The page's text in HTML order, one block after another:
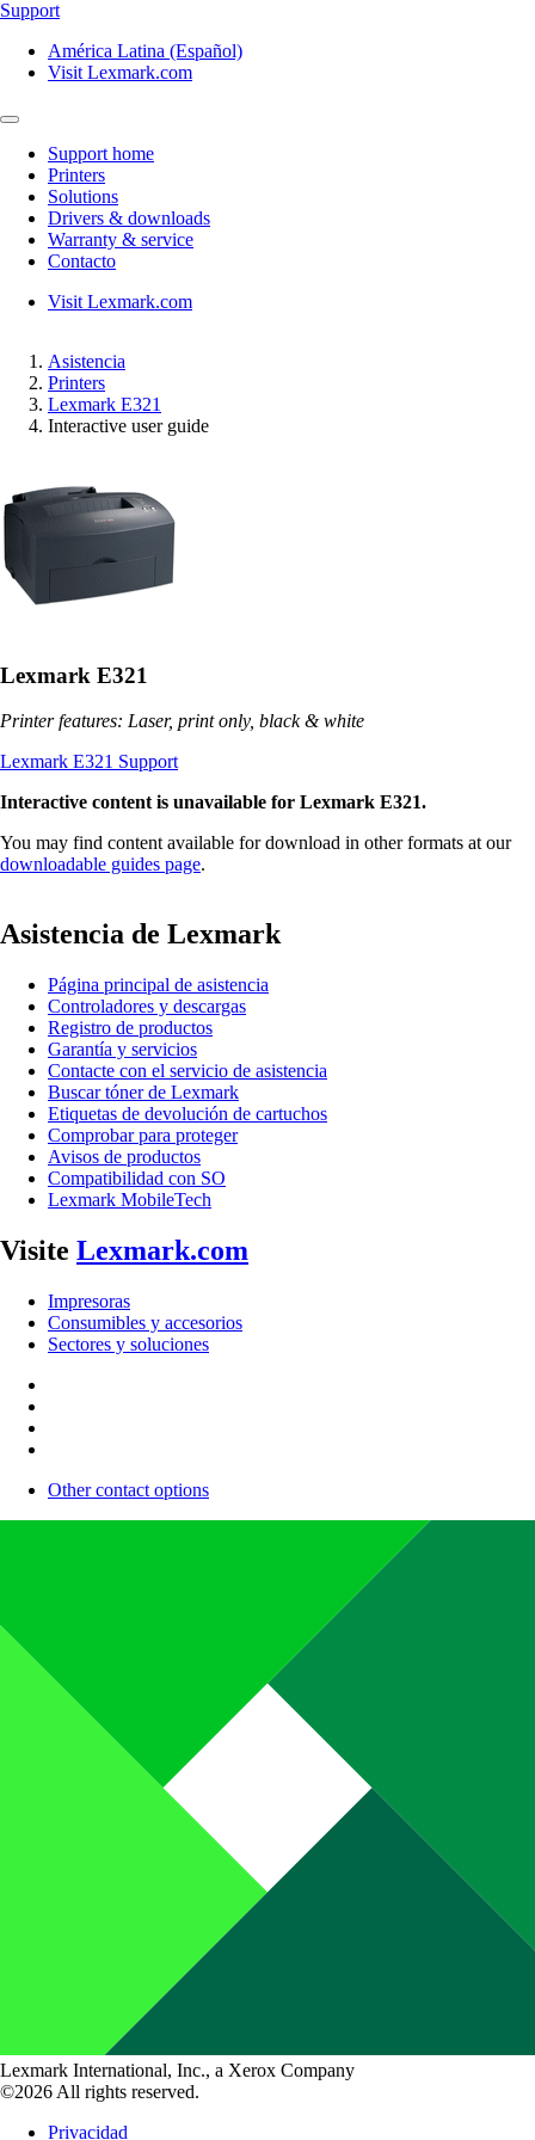
Support
América Latina (Español)
Visit Lexmark.com
Support home
Printers
Solutions
Drivers & downloads
Warranty & service
Contacto
Visit Lexmark.com
Asistencia
Printers
Lexmark E321
Interactive user guide
Lexmark E321
Printer features: Laser, print only, black & white
Lexmark E321 Support
Interactive content is unavailable for Lexmark E321.
You may find content available for download in other formats at our
downloadable guides page.
Asistencia de Lexmark
Página principal de asistencia
Controladores y descargas
Registro de productos
Garantía y servicios
Contacte con el servicio de asistencia
Buscar tóner de Lexmark
Etiquetas de devolución de cartuchos
Comprobar para proteger
Avisos de productos
Compatibilidad con SO
Lexmark MobileTech
Visite Lexmark.com
Impresoras
Consumibles y accesorios
Sectores y soluciones
Other contact options
Lexmark International, Inc., a Xerox Company
©2026 All rights reserved.
Privacidad